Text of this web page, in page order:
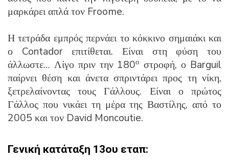
μαρκάρει απλά τον Froome.
Η τετράδα εμπρός περνάει το κόκκινο σημαιάκι και
ο Contador επιτίθεται. Είναι στη φύση του
άλλωστε… Λίγο πριν την 180ο στροφή, ο Barguil
παίρνει θέση και άνετα σπριντάρει προς τη νίκη,
ξετρελαίνοντας τους Γάλλους. Είναι ο πρώτος
Γάλλος που νικάει τη μέρα της Βαστίλης, από το
2005 και τον David Moncoutie.
Γενική κατάταξη 13ου εταπ: